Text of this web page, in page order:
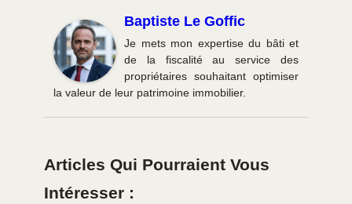
Baptiste Le Goffic
Je mets mon expertise du bâti et
de la fiscalité au service des
propriétaires souhaitant optimiser
la valeur de leur patrimoine immobilier.
Articles Qui Pourraient Vous
Intéresser :